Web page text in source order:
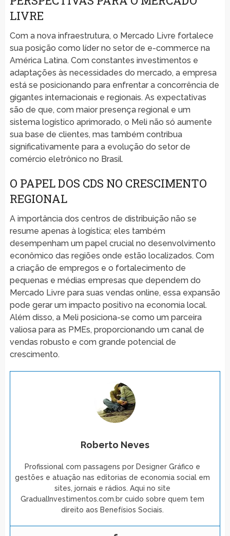
LIVRE
Com a nova infraestrutura, o Mercado Livre fortalece
sua posição como líder no setor de e-commerce na
América Latina. Com constantes investimentos e
adaptações às necessidades do mercado, a empresa
está se posicionando para enfrentar a concorrência de
gigantes internacionais e regionais. As expectativas
são de que, com maior presença regional e um
sistema logístico aprimorado, o Meli não só aumente
sua base de clientes, mas também contribua
significativamente para a evolução do setor de
comércio eletrônico no Brasil.
O PAPEL DOS CDS NO CRESCIMENTO
REGIONAL
A importância dos centros de distribuição não se
resume apenas à logística; eles também
desempenham um papel crucial no desenvolvimento
econômico das regiões onde estão localizados. Com
a criação de empregos e o fortalecimento de
pequenas e médias empresas que dependem do
Mercado Livre para suas vendas online, essa expansão
pode gerar um impacto positivo na economia local.
Além disso, a Meli posiciona-se como um parceira
valiosa para as PMEs, proporcionando um canal de
vendas robusto e com grande potencial de
crescimento.
Roberto Neves
Profissional com passagens por Designer Gráfico e
gestões e atuação nas editorias de economia social em
sites, jornais e rádios. Aqui no site
GradualInvestimentos.com.br cuido sobre quem tem
direito aos Benefísios Sociais.